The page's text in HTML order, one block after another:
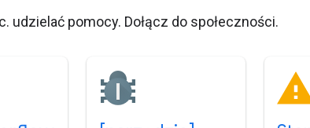
udzielać pomocy. Dołącz do społeczności.